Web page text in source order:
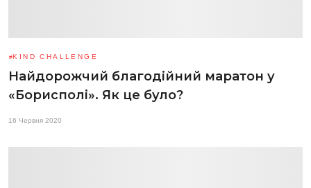
KIND CHALLENGE
Найдорожчий благодійний маратон у
«Борисполі». Як це було?
16 Червня 2020